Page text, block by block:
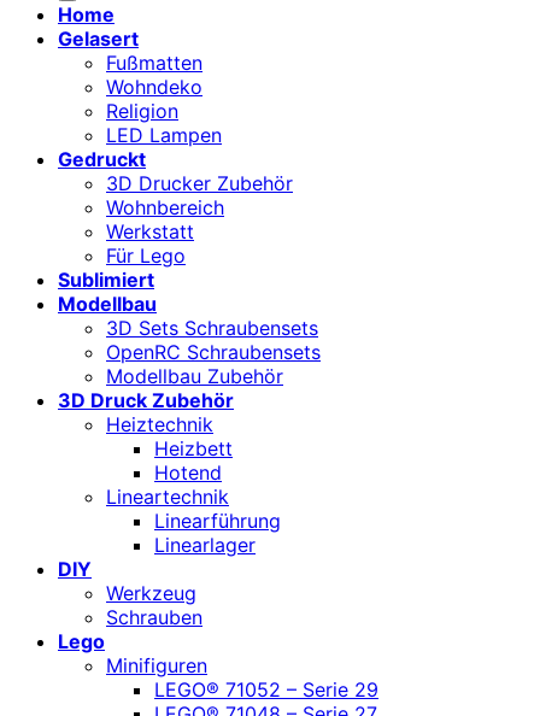
Home
Gelasert
Fußmatten
Wohndeko
Religion
LED Lampen
Gedruckt
3D Drucker Zubehör
Wohnbereich
Werkstatt
Für Lego
Sublimiert
Modellbau
3D Sets Schraubensets
OpenRC Schraubensets
Modellbau Zubehör
3D Druck Zubehör
Heiztechnik
Heizbett
Hotend
Lineartechnik
Linearführung
Linearlager
DIY
Werkzeug
Schrauben
Lego
Minifiguren
LEGO® 71052 – Serie 29